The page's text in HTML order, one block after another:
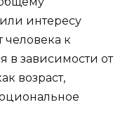
интересу
человека к
в зависимости от
возраст,